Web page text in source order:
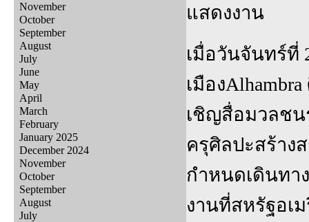
November
October
September
August
July
June
May
April
March
February
January 2025
December 2024
November
October
September
August
July
แสดงงาน
เมื่อวันจันทร์ที่
เมือง
เชิญสื่อมวลชน
ครุศิลปะสร้าง
กำหนดเดินทา
งานที่สหรัฐอเ